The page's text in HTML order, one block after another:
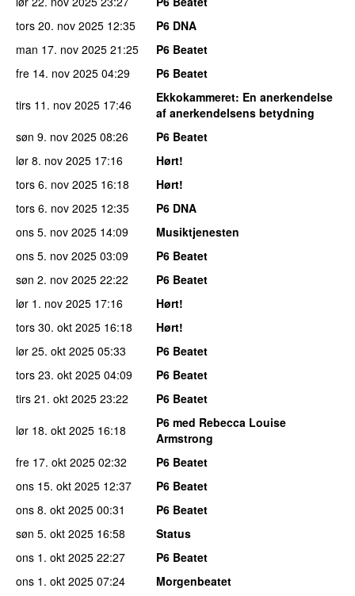
tors 20. nov 2025 12:35
P6 DNA
man 17. nov 2025 21:25
P6 Beatet
fre 14. nov 2025 04:29
P6 Beatet
tirs 11. nov 2025 17:46 Ekkokammeret: En anerkendelse
af anerkendelsens betydning
søn 9. nov 2025 08:26
P6 Beatet
lør 8. nov 2025 17:16
Hørt!
tors 6. nov 2025 16:18
Hørt!
tors 6. nov 2025 12:35
P6 DNA
ons 5. nov 2025 14:09
Musiktjenesten
ons 5. nov 2025 03:09
P6 Beatet
søn 2. nov 2025 22:22
P6 Beatet
lør 1. nov 2025 17:16
Hørt!
tors 30. okt 2025 16:18
Hørt!
lør 25. okt 2025 05:33
P6 Beatet
tors 23. okt 2025 04:09
P6 Beatet
tirs 21. okt 2025 23:22
P6 Beatet
lør 18. okt 2025 16:18
P6 med Rebecca Louise
Armstrong
fre 17. okt 2025 02:32
P6 Beatet
ons 15. okt 2025 12:37
P6 Beatet
ons 8. okt 2025 00:31
P6 Beatet
søn 5. okt 2025 16:58
Status
ons 1. okt 2025 22:27
P6 Beatet
ons 1. okt 2025 07:24
Morgenbeatet